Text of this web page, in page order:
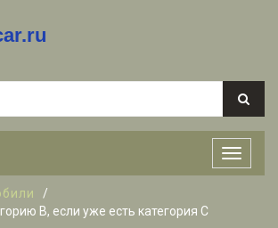
В, если уже есть категория С